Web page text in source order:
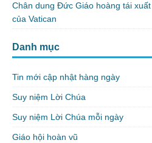
Chân dung Đức Giáo hoàng tái
của Vatican
Danh mục
Tin mới cập nhật hàng ngày
Suy niệm Lời Chúa
Suy niệm Lời Chúa mỗi ngày
Giáo hội hoàn vũ